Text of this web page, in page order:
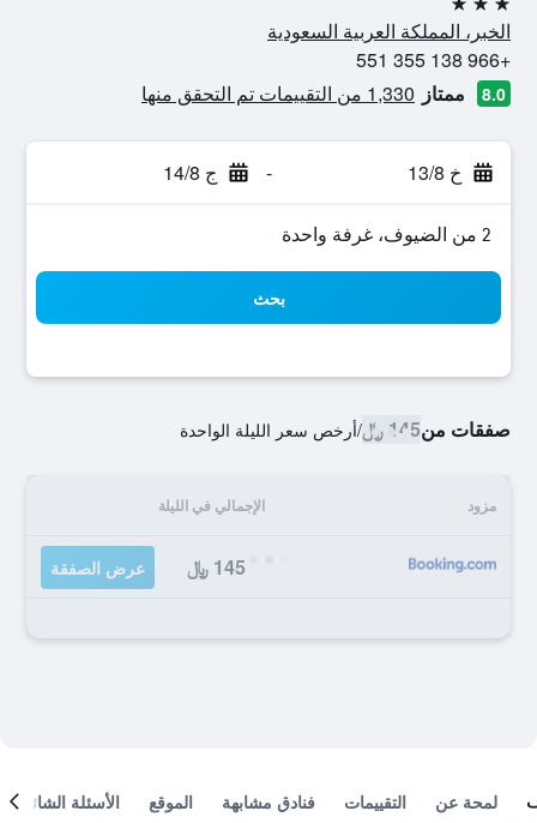
3 نجوم
الخبر، المملكة العربية السعودية
+966 138 355 551
8.0 ممتاز 1,330 من التقييمات تم التحقق منها
خ 13/8 - ج 14/8
2 من الضيوف، غرفة واحدة
بحث
صفقات من145 ﷼ /أرخص سعر الليلة الواحدة
مزود الإجمالي في الليلة
145 ﷼ عرض الصفقة
لمحة عن التقييمات فنادق مشابهة الموقع الأسئلة الشائعة